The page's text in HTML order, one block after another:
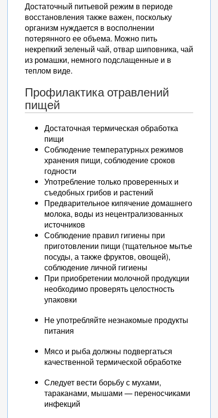
Достаточный питьевой режим в периоде
восстановления также важен, поскольку
организм нуждается в восполнении
потерянного ее объема. Можно пить
некрепкий зеленый чай, отвар шиповника, чай
из ромашки, немного подслащенные и в
теплом виде.
Профилактика отравлений
пищей
Достаточная термическая обработка
пищи
Соблюдение температурных режимов
хранения пищи, соблюдение сроков
годности
Употребление только проверенных и
съедобных грибов и растений
Предварительное кипячение домашнего
молока, воды из нецентрализованных
источников
Соблюдение правил гигиены при
приготовлении пищи (тщательное мытье
посуды, а также фруктов, овощей),
соблюдение личной гигиены
При приобретении молочной продукции
необходимо проверять целостность
упаковки
Не употребляйте незнакомые продукты
питания
Мясо и рыба должны подвергаться
качественной термической обработке
Следует вести борьбу с мухами,
тараканами, мышами — переносчиками
инфекций